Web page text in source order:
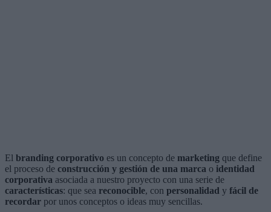
El branding corporativo es un concepto de marketing que define
el proceso de construcción y gestión de una marca o identidad
corporativa asociada a nuestro proyecto con una serie de
características: que sea reconocible, con personalidad y fácil de
recordar por unos conceptos o ideas muy sencillas.